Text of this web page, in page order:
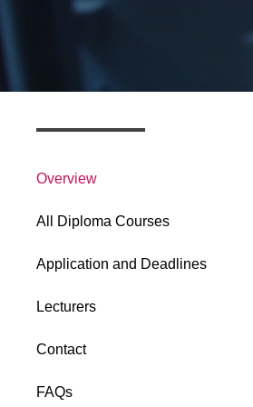
Produktionsmanagement
Overview
All Diploma Courses
Application and Deadlines
Lecturers
Contact
FAQs